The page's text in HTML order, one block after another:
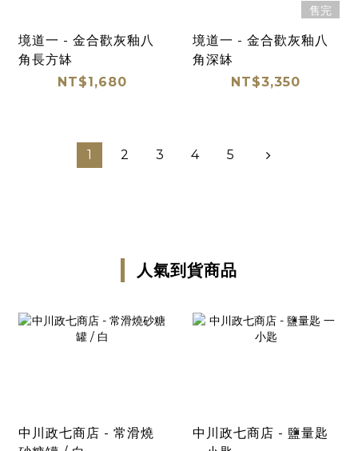
境道一 - 金合歡灰釉八
角長方缽
NT$1,680
售完
境道一 - 金合歡灰釉八
角深缽
NT$3,350
1 2 3 4 5
人氣到貨商品
中川政七商店 - 常滑燒
中川政七商店 - 鹽量匙